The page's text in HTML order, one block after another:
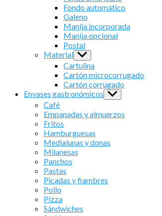
Fondo automático
Galeno
Manija incorporada
Manija opcional
Postal
Material Show
sub
menu
Cartulina
Cartón microcorrugado
Cartón corrugado
Envases gastronómicos Show
sub
Café
Empanadas y almuerzos
Fritos
Hamburguesas
Medialunas y donas
Milanesas
Panchos
Pastas
Picadas y fiambres
Pollo
Pizza
Sándwiches